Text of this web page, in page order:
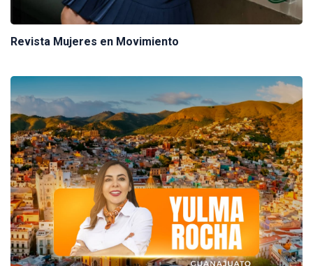
Revista Mujeres en Movimiento